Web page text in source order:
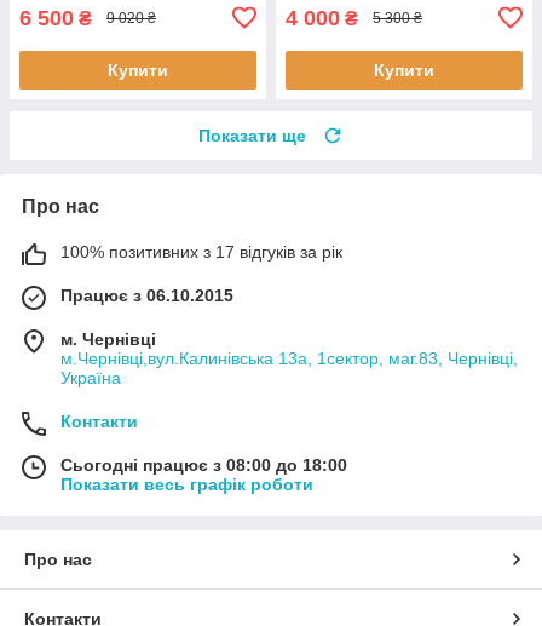
6 500 ₴ 9 020 ₴
Купити
4 000 ₴ 5 300 ₴
Купити
Показати ще
Про нас
100% позитивних з 17 відгуків за рік
Працює з 06.10.2015
м. Чернівці
м.Чернівці,вул.Калинівська 13а, 1сектор, маг.83, Чернівці,
Україна
Контакти
Сьогодні працює з 08:00 до 18:00
Показати весь графік роботи
Про нас
Контакти